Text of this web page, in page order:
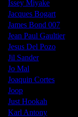
Issey Miyake
Jacques Bogart
James Bond 007
Jean Paul Gaultier
Jesus Del Pozo
Jil Sander
Jo Mal
Joaquin Cortes
Joop
Just Hookah
Karl Antony